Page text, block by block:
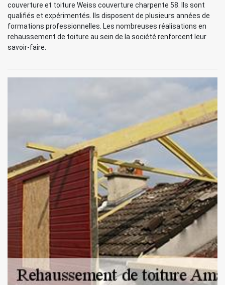
couverture et toiture Weiss couverture charpente 58. Ils sont
qualifiés et expérimentés. Ils disposent de plusieurs années de
formations professionnelles. Les nombreuses réalisations en
rehaussement de toiture au sein de la société renforcent leur
savoir-faire.